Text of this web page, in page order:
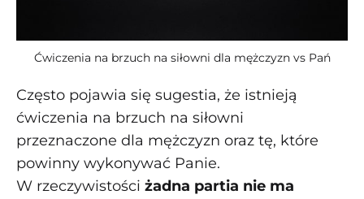
Ćwiczenia na brzuch na siłowni dla mężczyzn vs Pań
Często pojawia się sugestia, że istnieją
ćwiczenia na brzuch na siłowni
przeznaczone dla mężczyzn oraz tę, które
powinny wykonywać Panie.
W rzeczywistości żadna partia nie ma